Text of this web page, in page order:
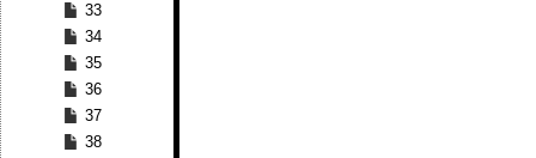
33
34
35
36
37
38